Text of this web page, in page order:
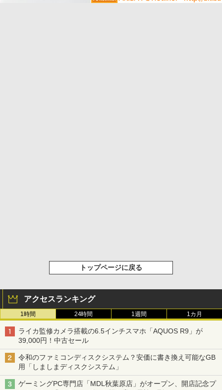
トップページに戻る
アクセスランキング
1時間 24時間 1週間 1カ月
ライカ監修カメラ搭載の6.5インチスマホ「AQUOS R9」が
39,000円！中古セール
令和のファミコンディスクシステム？安価に書き換え可能なGB
用「しましまディスクシステム」
ゲーミングPC専門店「MDL秋葉原店」がオープン、開店記念プ